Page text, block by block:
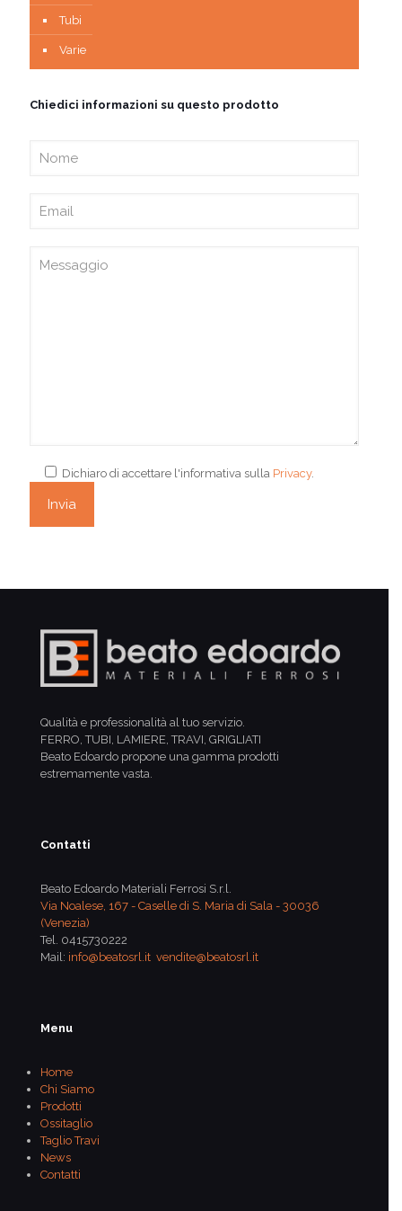
Tubi
Varie
Chiedici informazioni su questo prodotto
Dichiaro di accettare l'informativa sulla Privacy.
Qualità e professionalità al tuo servizio.
FERRO, TUBI, LAMIERE, TRAVI, GRIGLIATI
Beato Edoardo propone una gamma prodotti
estremamente vasta.
Contatti
Beato Edoardo Materiali Ferrosi S.r.l.
Via Noalese, 167 - Caselle di S. Maria di Sala - 30036
(Venezia)
Tel. 0415730222
Mail: info@beatosrl.it vendite@beatosrl.it
Menu
Home
Chi Siamo
Prodotti
Ossitaglio
Taglio Travi
News
Contatti